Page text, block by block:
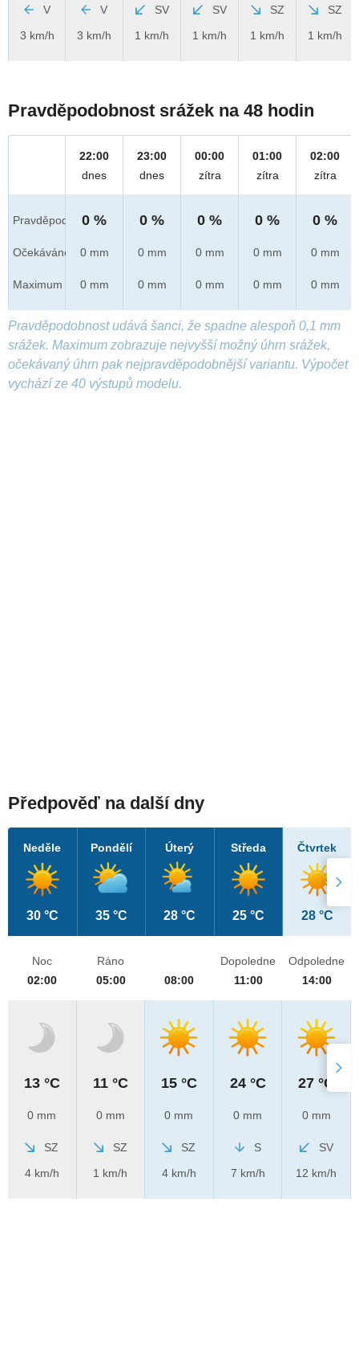
V
3 km/h
V
3 km/h
SV
1 km/h
SV
1 km/h
SZ
1 km/h
SZ
1 km/h
Pravděpodobnost srážek na 48 hodin
Pravděpod.
Očekáváno
Maximum
22:00
dnes
0 %
0 mm
0 mm
23:00
dnes
0 %
0 mm
0 mm
00:00
zítra
0 %
0 mm
0 mm
01:00
zítra
0 %
0 mm
0 mm
02:00
zítra
0 %
0 mm
0 mm
Pravděpodobnost udává šanci, že spadne alespoň 0,1 mm
srážek. Maximum zobrazuje nejvyšší možný úhrn srážek,
očekávaný úhrn pak nejpravděpodobnější variantu. Výpočet
vychází ze 40 výstupů modelu.
Předpověď na další dny
Neděle
30 °C
Pondělí
35 °C
Úterý
28 °C
Středa
25 °C
Čtvrtek
28 °C
Noc
02:00
13 °C
0 mm
SZ
4 km/h
Ráno
05:00
11 °C
0 mm
SZ
1 km/h
08:00
15 °C
0 mm
SZ
4 km/h
Dopoledne
11:00
24 °C
0 mm
S
7 km/h
Odpoledne
14:00
27 °C
0 mm
SV
12 km/h